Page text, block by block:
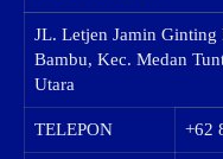
JL. Letjen Jamin
Bambu, Kec. Medan
Utara
TELEPON +62